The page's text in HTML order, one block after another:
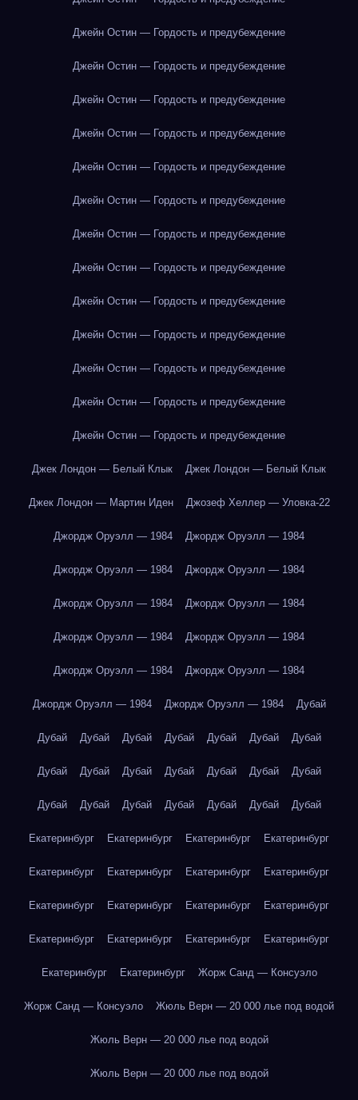
Джейн Остин — Гордость и предубеждение
Джейн Остин — Гордость и предубеждение
Джейн Остин — Гордость и предубеждение
Джейн Остин — Гордость и предубеждение
Джейн Остин — Гордость и предубеждение
Джейн Остин — Гордость и предубеждение
Джейн Остин — Гордость и предубеждение
Джейн Остин — Гордость и предубеждение
Джейн Остин — Гордость и предубеждение
Джейн Остин — Гордость и предубеждение
Джейн Остин — Гордость и предубеждение
Джейн Остин — Гордость и предубеждение
Джейн Остин — Гордость и предубеждение
Джек Лондон — Белый Клык Джек Лондон — Белый Клык
Джек Лондон — Мартин Иден Джозеф Хеллер — Уловка-22
Джордж Оруэлл — 1984 Джордж Оруэлл — 1984
Джордж Оруэлл — 1984 Джордж Оруэлл — 1984
Джордж Оруэлл — 1984 Джордж Оруэлл — 1984
Джордж Оруэлл — 1984 Джордж Оруэлл — 1984
Джордж Оруэлл — 1984 Джордж Оруэлл — 1984
Джордж Оруэлл — 1984 Джордж Оруэлл — 1984 Дубай
Дубай Дубай Дубай Дубай Дубай Дубай Дубай
Дубай Дубай Дубай Дубай Дубай Дубай Дубай
Дубай Дубай Дубай Дубай Дубай Дубай Дубай
Екатеринбург Екатеринбург Екатеринбург Екатеринбург
Екатеринбург Екатеринбург Екатеринбург Екатеринбург
Екатеринбург Екатеринбург Екатеринбург Екатеринбург
Екатеринбург Екатеринбург Екатеринбург Екатеринбург
Екатеринбург Екатеринбург Жорж Санд — Консуэло
Жорж Санд — Консуэло Жюль Верн — 20 000 лье под водой
Жюль Верн — 20 000 лье под водой
Жюль Верн — 20 000 лье под водой